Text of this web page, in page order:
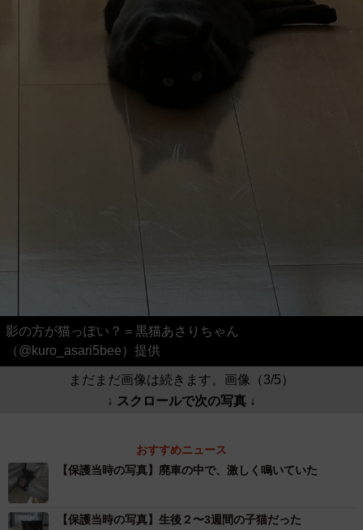
影の方が猫っぽい？＝黒猫あさりちゃん
（@kuro_asari5bee）提供
まだまだ画像は続きます。画像（3/5）
↓ スクロールで次の写真 ↓
おすすめニュース
【保護当時の写真】廃車の中で、激しく鳴いていた
【保護当時の写真】生後２〜3週間の子猫だった